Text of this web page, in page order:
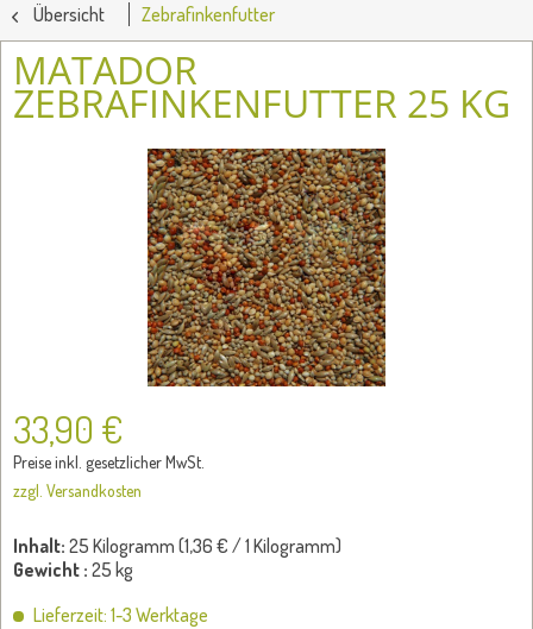
Übersicht Zebrafinkenfutter
MATADOR
ZEBRAFINKENFUTTER 25 KG
33,90 €
Preise inkl. gesetzlicher MwSt.
zzgl. Versandkosten
Inhalt: 25 Kilogramm (1,36 € / 1 Kilogramm)
Gewicht : 25 kg
Lieferzeit: 1-3 Werktage